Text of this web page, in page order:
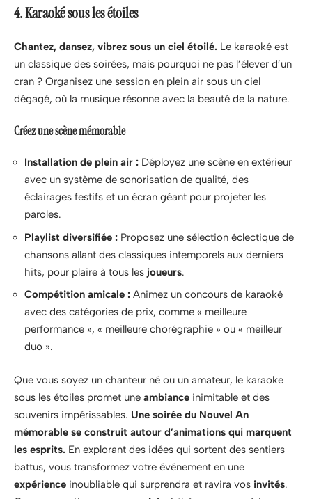
4. Karaoké sous les étoiles
Chantez, dansez, vibrez sous un ciel étoilé. Le karaoké est
un classique des soirées, mais pourquoi ne pas l’élever d’un
cran ? Organisez une session en plein air sous un ciel
dégagé, où la musique résonne avec la beauté de la nature.
Créez une scène mémorable
Installation de plein air : Déployez une scène en extérieur
avec un système de sonorisation de qualité, des
éclairages festifs et un écran géant pour projeter les
paroles.
Playlist diversifiée : Proposez une sélection éclectique de
chansons allant des classiques intemporels aux derniers
hits, pour plaire à tous les joueurs.
Compétition amicale : Animez un concours de karaoké
avec des catégories de prix, comme « meilleure
performance », « meilleure chorégraphie » ou « meilleur
duo ».
Que vous soyez un chanteur né ou un amateur, le karaoke
sous les étoiles promet une ambiance inimitable et des
souvenirs impérissables. Une soirée du Nouvel An
mémorable se construit autour d’animations qui marquent
les esprits. En explorant des idées qui sortent des sentiers
battus, vous transformez votre événement en une
expérience inoubliable qui surprendra et ravira vos invités.